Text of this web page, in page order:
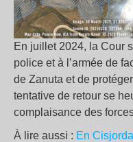
En juillet 2024, la Cour
police et à l’armée de
de Zanuta et de
tentative de retour se
complaisance des
À lire aussi : En